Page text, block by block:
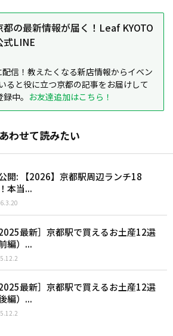
都の最新情報が届く！Leaf KYOTO
式LINE
信！教えたくなる新店情報からイベン
ると役に立つ京都の記事をお届けして
中。 お友達追加はこちら！
あわせて読みたい
開: 【2026】京都駅周辺ランチ18
本当...
2025最新］京都駅で買えるお土産12選
前編）...
2025最新］京都駅で買えるお土産12選
後編）...